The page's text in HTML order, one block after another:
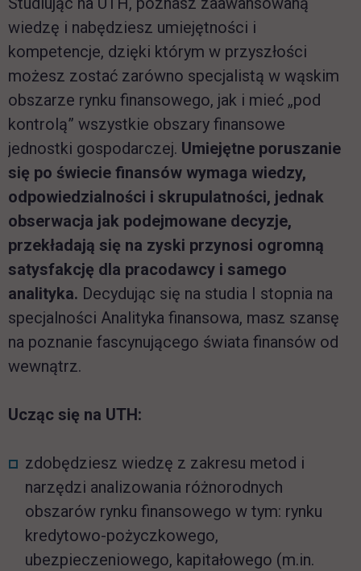
wiedzę i nabędziesz umiejętności i
kompetencje, dzięki którym w przyszłości
możesz zostać zarówno specjalistą w wąskim
obszarze rynku finansowego, jak i mieć „pod
kontrolą” wszystkie obszary finansowe
jednostki gospodarczej. Umiejętne poruszanie
się po świecie finansów wymaga wiedzy,
odpowiedzialności i skrupulatności, jednak
obserwacja jak podejmowane decyzje,
przekładają się na zyski przynosi ogromną
satysfakcję dla pracodawcy i samego
analityka. Decydując się na studia I stopnia na
specjalności Analityka finansowa, masz szansę
na poznanie fascynującego świata finansów od
wewnątrz.
Ucząc się na UTH:
zdobędziesz wiedzę z zakresu metod i
narzędzi analizowania różnorodnych
obszarów rynku finansowego w tym: rynku
kredytowo-pożyczkowego,
ubezpieczeniowego, kapitałowego (m.in.